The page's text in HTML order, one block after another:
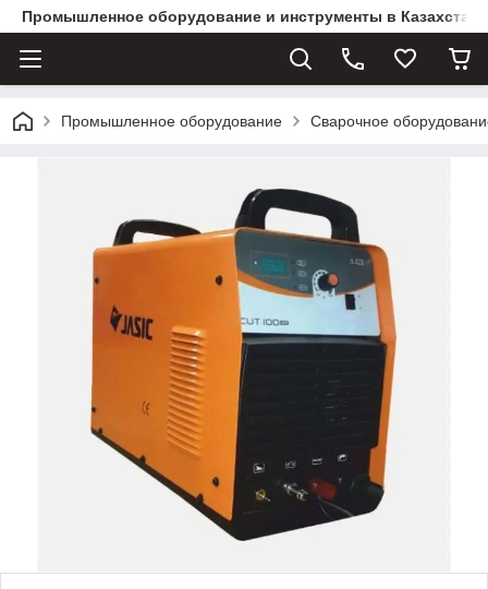
Промышленное оборудование и инструменты в
Промышленное оборудование Сварочное